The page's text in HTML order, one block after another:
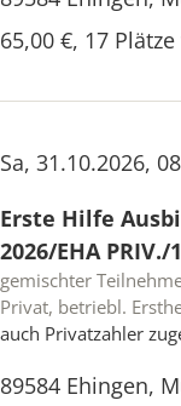
65,00 €, 17
Sa, 31.10.2026,
Erste Hilfe
2026/EHA PRIV./
gemischter
Privat, betriebl.
auch Privatzahler
89584 Ehingen,